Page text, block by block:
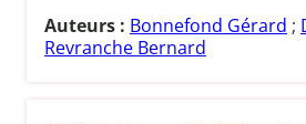
Auteurs : Bonnefond Gérard ;
Revranche Bernard